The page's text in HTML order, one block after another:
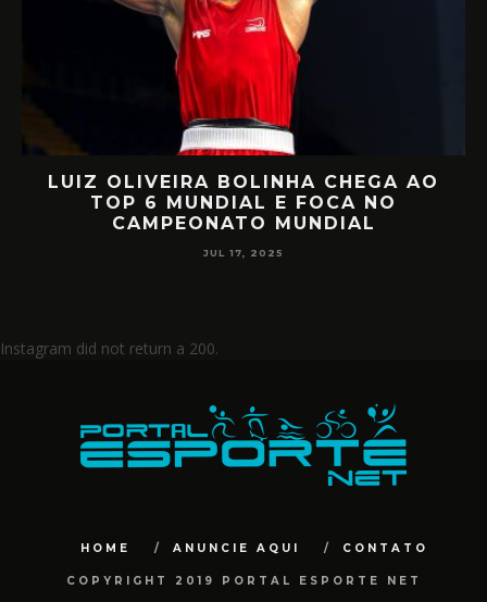
LUIZ OLIVEIRA BOLINHA CHEGA AO
TOP 6 MUNDIAL E FOCA NO
CAMPEONATO MUNDIAL
JUL 17, 2025
Instagram did not return a 200.
HOME ANUNCIE AQUI CONTATO
COPYRIGHT 2019 PORTAL ESPORTE NET